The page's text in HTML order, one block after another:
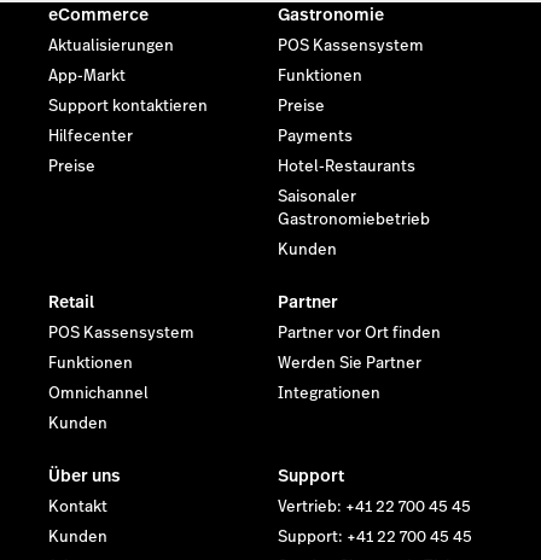
eCommerce
Aktualisierungen
App-Markt
Support kontaktieren
Hilfecenter
Preise
Gastronomie
POS Kassensystem
Funktionen
Preise
Payments
Hotel-Restaurants
Saisonaler
Gastronomiebetrieb
Kunden
Retail
POS Kassensystem
Funktionen
Omnichannel
Kunden
Partner
Partner vor Ort finden
Werden Sie Partner
Integrationen
Über uns
Kontakt
Kunden
Support
Vertrieb: +41 22 700 45 45
Support: +41 22 700 45 45